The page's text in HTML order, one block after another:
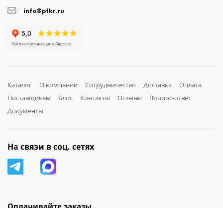
info@pfkr.ru
Каталог О компании Сотрудничество Доставка
Оплата
Поставщикам
Блог Контакты Отзывы
Вопрос-ответ
Документы
Оплачивайте заказы
На связи в соц. сетях